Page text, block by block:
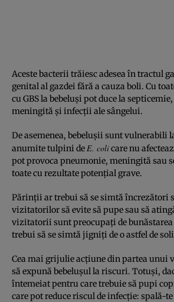
Aceste bacterii trăiesc adesea în tractul
genital al gazdei fără a cauza boli. Cu
cu GBS la bebeluși pot duce la
meningită și infecții ale sângelui.
De asemenea, bebelușii sunt vulnerabili
anumite tulpini de E. colicare nu
pot provoca pneumonie, meningită sau
toate cu rezultate potențial grave.
Părinții ar trebui să se simtă încrezători
vizitatorilor să evite să pupe sau să
vizitatorii sunt preocupați de
trebui să se simtă jigniți de o astfel de
Cea mai grijulie acțiune din partea unui
să expună bebelușul la riscuri. Totuși,
întemeiat pentru care trebuie să pupi
care pot reduce riscul de infecție: spală-